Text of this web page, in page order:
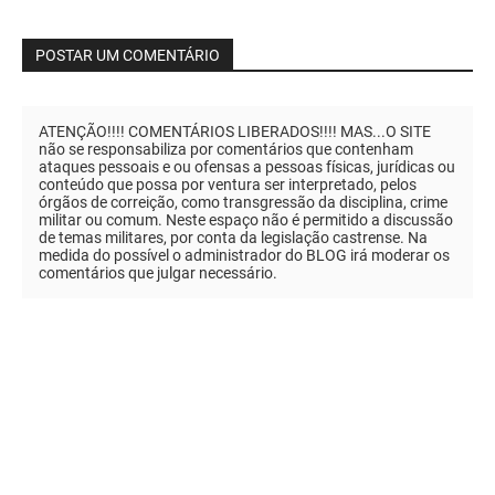
POSTAR UM COMENTÁRIO
ATENÇÃO!!!! COMENTÁRIOS LIBERADOS!!!! MAS...O SITE
não se responsabiliza por comentários que contenham
ataques pessoais e ou ofensas a pessoas físicas, jurídicas ou
conteúdo que possa por ventura ser interpretado, pelos
órgãos de correição, como transgressão da disciplina, crime
militar ou comum. Neste espaço não é permitido a discussão
de temas militares, por conta da legislação castrense. Na
medida do possível o administrador do BLOG irá moderar os
comentários que julgar necessário.